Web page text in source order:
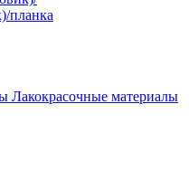
планка
Лакокрасочные материалы